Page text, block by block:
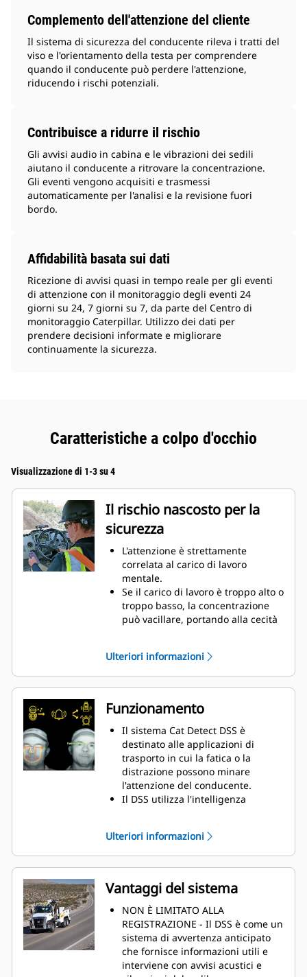
Complemento dell'attenzione del cliente
Il sistema di sicurezza del conducente rileva i tratti del
viso e l'orientamento della testa per comprendere
quando il conducente può perdere l'attenzione,
riducendo i rischi potenziali.
Contribuisce a ridurre il rischio
Gli avvisi audio in cabina e le vibrazioni dei sedili
aiutano il conducente a ritrovare la concentrazione.
Gli eventi vengono acquisiti e trasmessi
automaticamente per l'analisi e la revisione fuori
bordo.
Affidabilità basata sui dati
Ricezione di avvisi quasi in tempo reale per gli eventi
di attenzione con il monitoraggio degli eventi 24
giorni su 24, 7 giorni su 7, da parte del Centro di
monitoraggio Caterpillar. Utilizzo dei dati per
prendere decisioni informate e migliorare
continuamente la sicurezza.
Caratteristiche a colpo d'occhio
Visualizzazione di 1-3 su 4
Il rischio nascosto per la
sicurezza
L'attenzione è strettamente
correlata al carico di lavoro
mentale.
Se il carico di lavoro è troppo alto o
troppo basso, la concentrazione
può vacillare, portando alla cecità
A molti di noi è capitato di perdere
momentaneamente l'attenzione
durante la guida, sia per fatica che
per distrazione: è un fenomeno
naturale, conseguenza dell'essere
umani.
Sebbene la distrazione e la
distrazione possano passare
inosservate, le conseguenze
possono cambiare la vita.
Ulteriori informazioni
Funzionamento
Il sistema Cat Detect DSS è
destinato alle applicazioni di
trasporto in cui la fatica o la
distrazione possono minare
l'attenzione del conducente.
Il DSS utilizza l'intelligenza
Quando si rilevato un evento di
disattenzione, il sistema richiama
l'operatore all'attenzione tramite
segnali acustici e vibrazioni del
sedile.
Il sistema DSS acquisisce i dati
degli eventi e trasmette un file
sicuro e crittografato al centro di
monitoraggio Caterpillar, attivo 24
ore su 24, 7 giorni su 7.
Ulteriori informazioni
Vantaggi del sistema
NON È LIMITATO ALLA
REGISTRAZIONE - Il DSS è come un
sistema di avvertenza anticipato
che fornisce informazioni utili e
interviene con avvisi acustici e